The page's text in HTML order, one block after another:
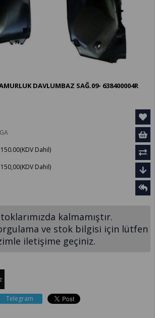
DAVLUMBAZ SAĞ.09- 638400004R
(KDV Dahil)
(KDV Dahil)
kalmamıştır.
ve stok bilgisi için lütfen
iletişime geçiniz.
Telegram